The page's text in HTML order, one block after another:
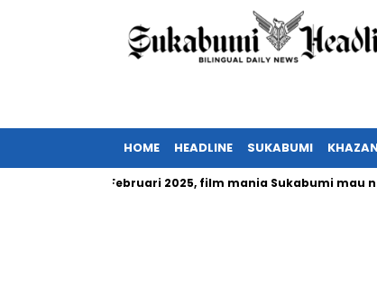
HOME HEADLINE SUKABUMI
tayang Februari 2025, film mania Sukabumi mau nonton?